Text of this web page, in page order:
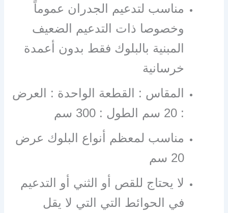
مناسب لتدعيم الجدران عموماً
وخصوصا ذات التدعيم الضعيف
المبنية بالبلوك فقط بدون أعمدة
خرسانية
المقاس : القطعة الواحدة : العرض
: 20 سم الطول : 300 سم
مناسب لمعظم أنواع البلوك عرض
20 سم
لا يحتاج للقص أو الثني أو التدعيم
في الحوائط التي التي لا يقل